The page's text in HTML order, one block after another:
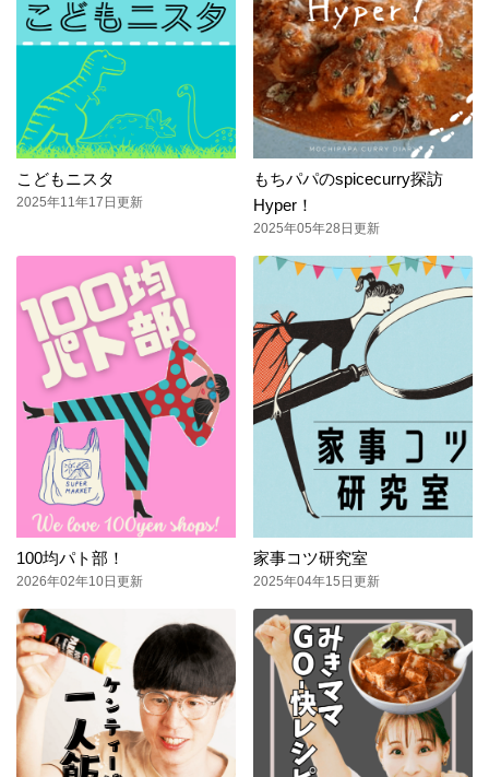
こどもニスタ
2025年11年17日更新
もちパパのspicecurry探訪
Hyper！
2025年05年28日更新
100均パト部！
2026年02年10日更新
家事コツ研究室
2025年04年15日更新